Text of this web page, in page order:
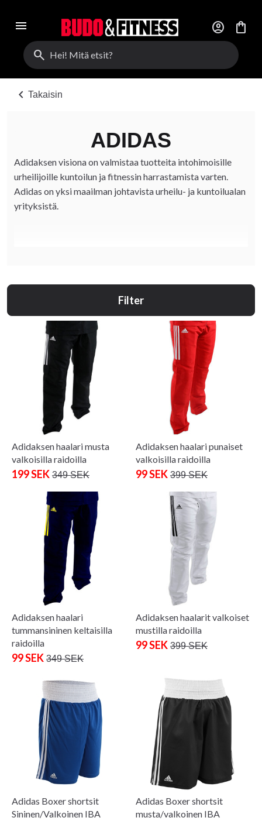
menu account_circle
shopping_bag
search
chevron_left Takaisin
ADIDAS
Adidaksen visiona on valmistaa tuotteita intohimoisille
urheilijoille kuntoilun ja fitnessin harrastamista varten.
Adidas on yksi maailman johtavista urheilu- ja kuntoilualan
yrityksistä.
Filter
Adidaksen haalari musta
valkoisilla raidoilla
199 SEK 349 SEK
Adidaksen haalari punaiset
valkoisilla raidoilla
99 SEK 399 SEK
Adidaksen haalari
tummansininen keltaisilla
raidoilla
99 SEK 349 SEK
Adidaksen haalarit valkoiset
mustilla raidoilla
99 SEK 399 SEK
Adidas Boxer shortsit
Sininen/Valkoinen IBA
Adidas Boxer shortsit
musta/valkoinen IBA